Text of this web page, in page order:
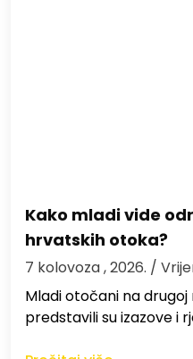
Kako mladi vide
hrvatskih otoka?
7 kolovoza , 2026. /
Mladi otočani na
predstavili su izazove i